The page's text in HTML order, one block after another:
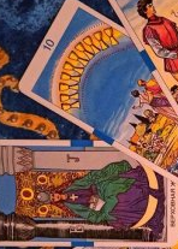
За
Что